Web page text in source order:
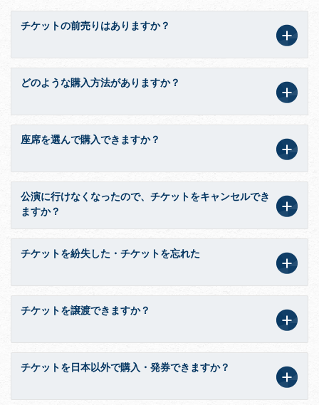
チケットの前売りはありますか？
どのような購入方法がありますか？
座席を選んで購入できますか？
公演に行けなくなったので、チケットをキャンセルでき
ますか？
チケットを紛失した・チケットを忘れた
チケットを譲渡できますか？
チケットを日本以外で購入・発券できますか？